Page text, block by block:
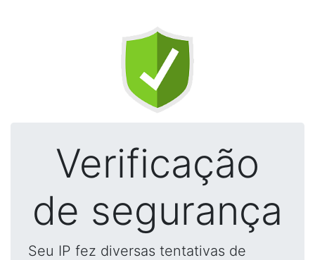
Verificação
de segurança
Seu IP fez diversas tentativas de